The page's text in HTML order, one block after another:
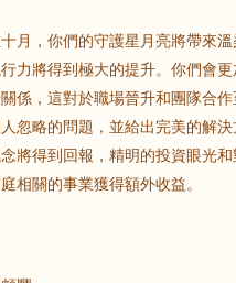
月，你們的守護星月亮將帶來
力將得到極大的提升。你們會
係，這對於職場晉升和團隊合
忽略的問題，並給出完美的解
將得到回報，精明的投資眼光
相關的事業獲得額外收益。